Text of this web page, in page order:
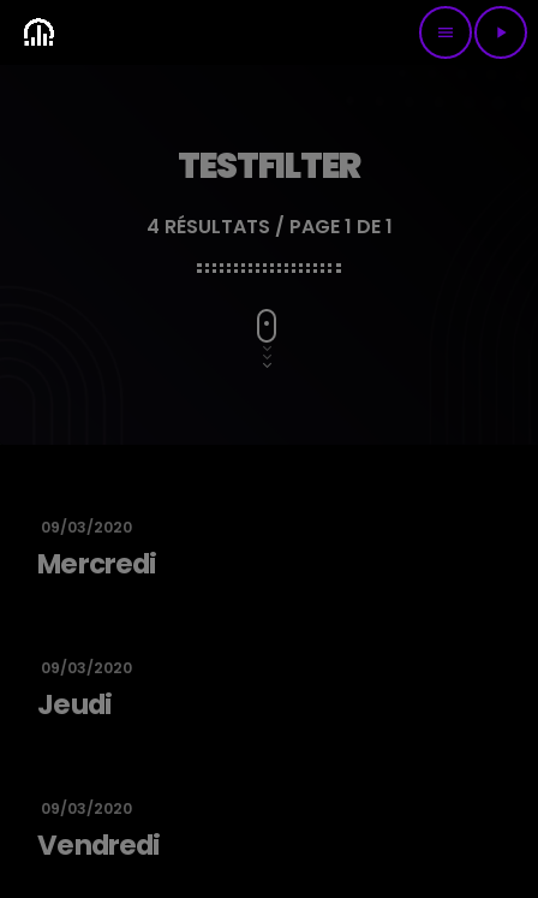
menu play_arrow
TESTFILTER
4 RÉSULTATS / PAGE 1 DE 1
09/03/2020
Mercredi
09/03/2020
Jeudi
09/03/2020
Vendredi